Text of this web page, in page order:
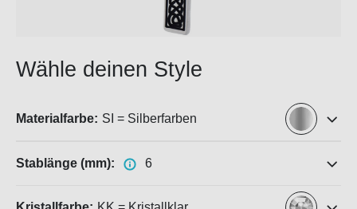
Wähle deinen Style
Materialfarbe: SI = Silberfarben
Stablänge (mm): 6